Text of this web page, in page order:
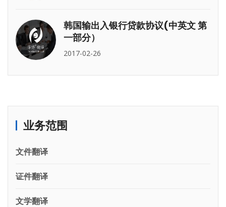
韩国输出入银行贷款协议(中英文 第
一部分）
2017-02-26
业务范围
文件翻译
证件翻译
文学翻译